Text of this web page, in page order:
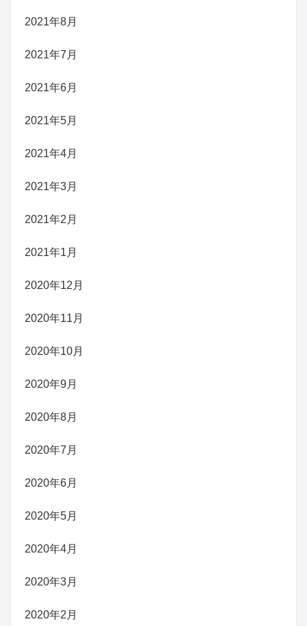
2021年8月
2021年7月
2021年6月
2021年5月
2021年4月
2021年3月
2021年2月
2021年1月
2020年12月
2020年11月
2020年10月
2020年9月
2020年8月
2020年7月
2020年6月
2020年5月
2020年4月
2020年3月
2020年2月